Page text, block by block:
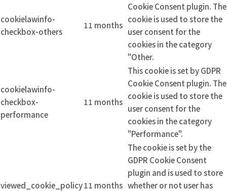
cookielawinfo-
checkbox-others
11 months
Cookie Consent plugin. The
cookie is used to store the
user consent for the
cookies in the category
"Other.
cookielawinfo-
checkbox-
performance
11 months
This cookie is set by GDPR
Cookie Consent plugin. The
cookie is used to store the
user consent for the
cookies in the category
"Performance".
viewed_cookie_policy11 months
The cookie is set by the
GDPR Cookie Consent
plugin and is used to store
whether or not user has